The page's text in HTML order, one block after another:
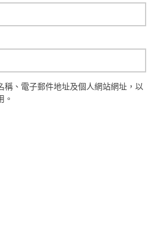
稱、電子郵件地址及個人網站網址，以
。